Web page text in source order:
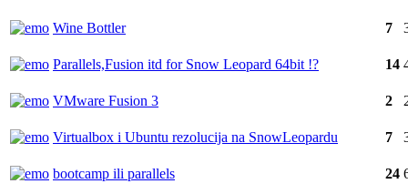
Wine Bottler 7
Parallels,Fusion itd for Snow Leopard 64bit !? 14
VMware Fusion 3 2
Virtualbox i Ubuntu rezolucija na SnowLeopardu 7
bootcamp ili parallels 24